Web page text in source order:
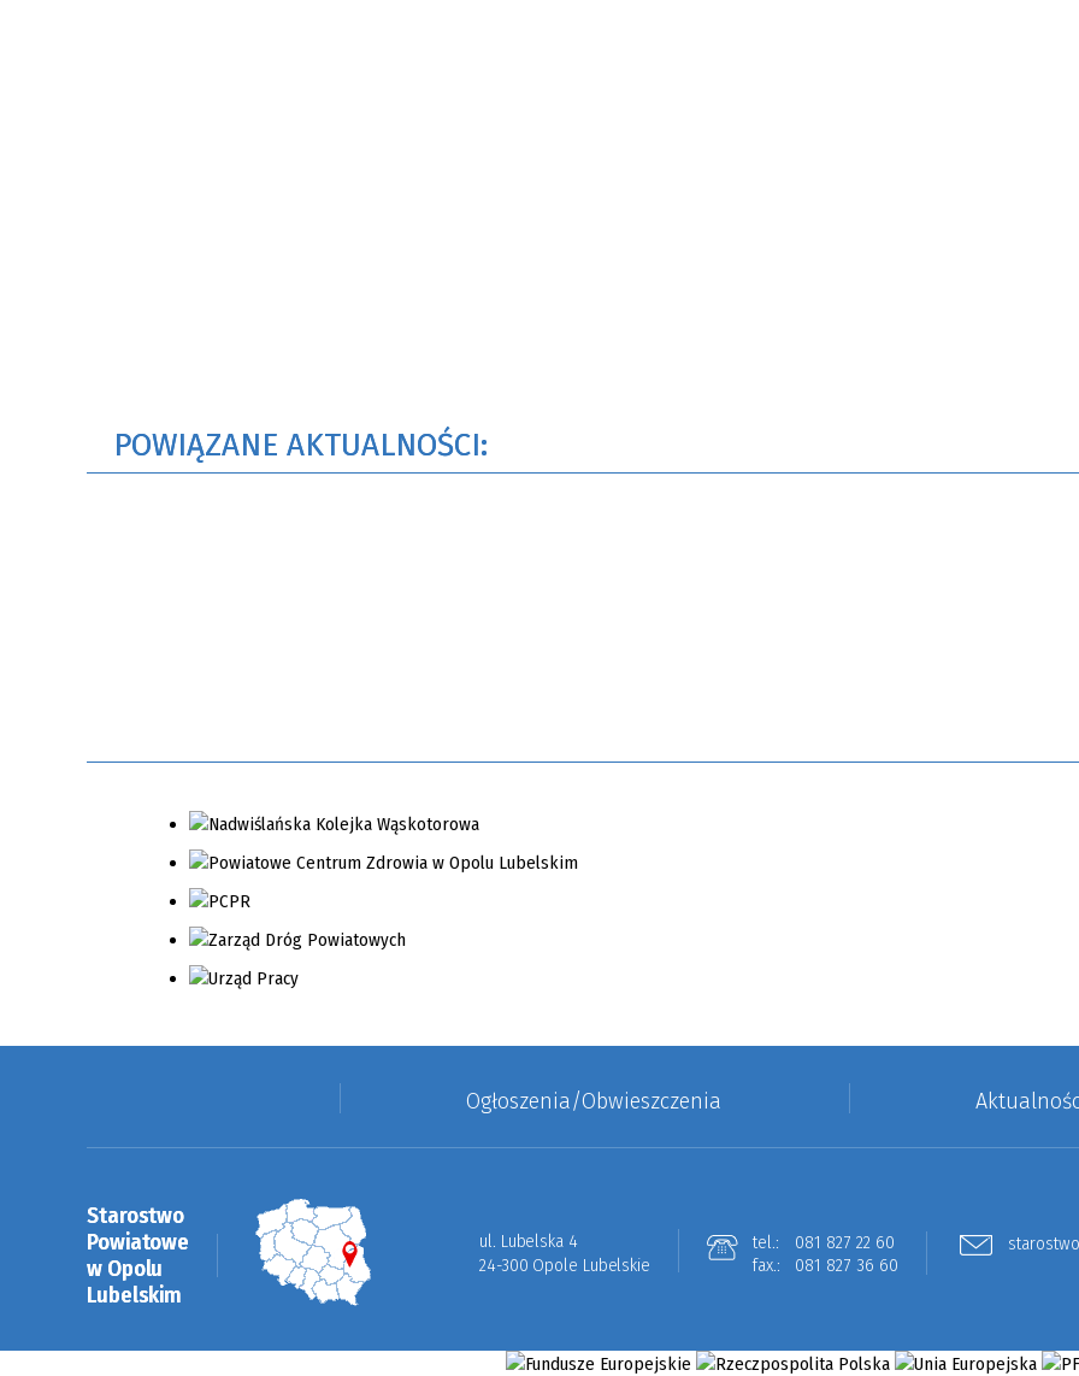
POWIĄZANE AKTUALNOŚCI:
Ogłoszenia/Obwieszczenia
Starostwo
Powiatowe
w Opolu
Lubelskim
ul. Lubelska 4
24-300 Opole Lubelskie
tel.:
081 827 22 60
fax.:
081 827 36 60